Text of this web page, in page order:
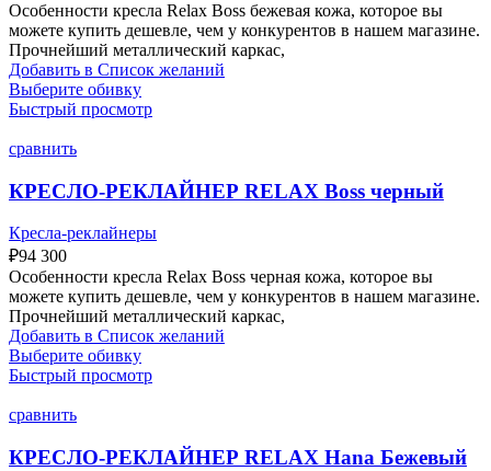
Особенности кресла Relax Boss бежевая кожа, которое вы
можете купить дешевле, чем у конкурентов в нашем магазине.
Прочнейший металлический каркас,
Добавить в Список желаний
Выберите обивку
Быстрый просмотр
сравнить
КРЕСЛО-РЕКЛАЙНЕР RELAX Boss черный
Кресла-реклайнеры
₽94 300
Особенности кресла Relax Boss черная кожа, которое вы
можете купить дешевле, чем у конкурентов в нашем магазине.
Прочнейший металлический каркас,
Добавить в Список желаний
Выберите обивку
Быстрый просмотр
сравнить
КРЕСЛО-РЕКЛАЙНЕР RELAX Hana Бежевый